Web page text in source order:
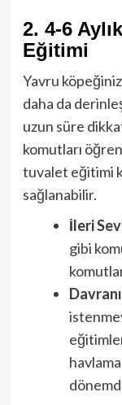
2. 4-6
Eğitimi
Yavru köpeğiniz
daha da
uzun süre
komutları
tuvalet eğitimi
sağlanabilir.
İleri
gibi